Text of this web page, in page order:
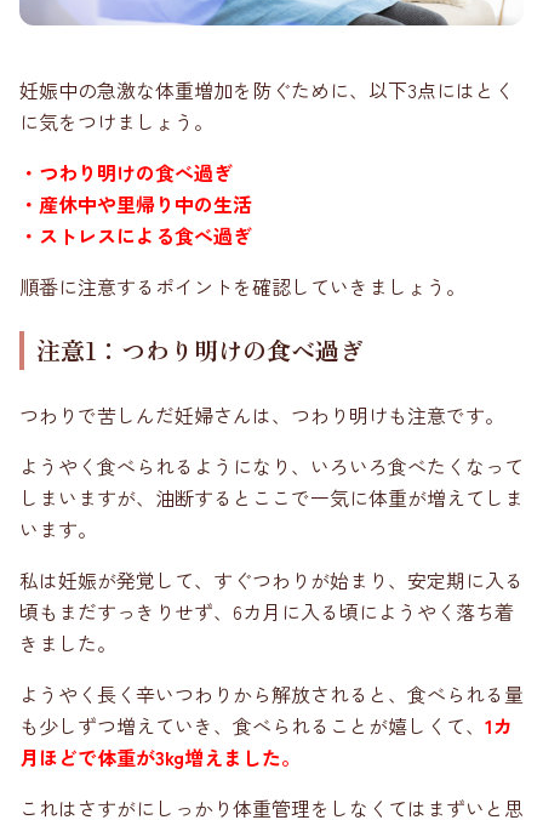
妊娠中の急激な体重増加を防ぐために、以下3点にはとく
に気をつけましょう。
・つわり明けの食べ過ぎ
・産休中や里帰り中の生活
・ストレスによる食べ過ぎ
順番に注意するポイントを確認していきましょう。
注意1：つわり明けの食べ過ぎ
つわりで苦しんだ妊婦さんは、つわり明けも注意です。
ようやく食べられるようになり、いろいろ食べたくなって
しまいますが、油断するとここで一気に体重が増えてしま
います。
私は妊娠が発覚して、すぐつわりが始まり、安定期に入る
頃もまだすっきりせず、6カ月に入る頃にようやく落ち着
きました。
ようやく長く辛いつわりから解放されると、食べられる量
も少しずつ増えていき、食べられることが嬉しくて、 1カ
月ほどで体重が3kg増えました。
これはさすがにしっかり体重管理をしなくてはまずいと思